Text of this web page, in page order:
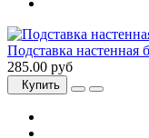
Подставка настенная
285.00 руб
Купить